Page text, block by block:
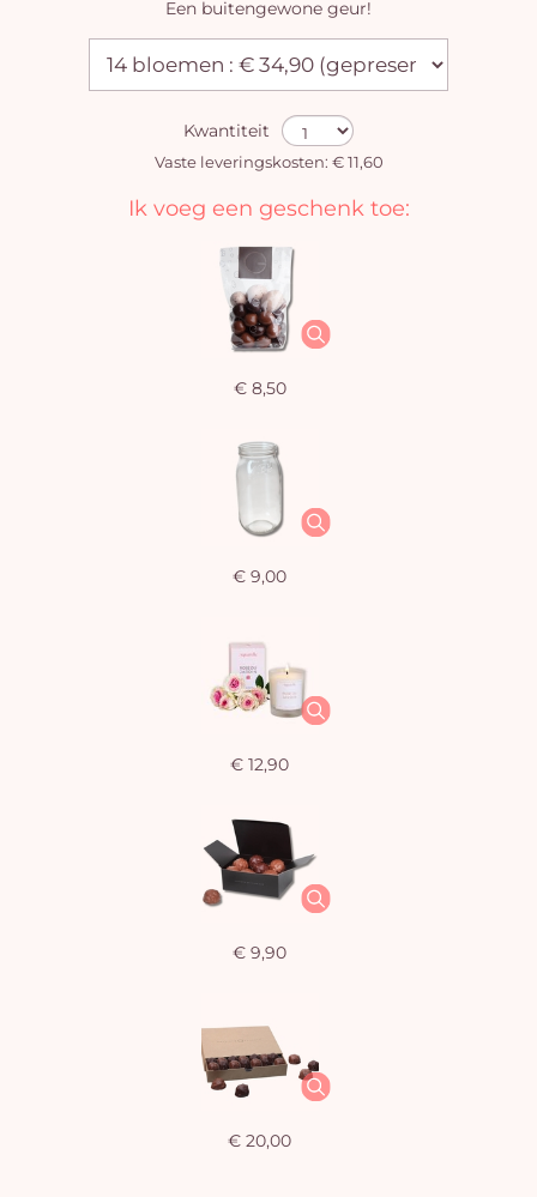
Een buitengewone geur!
Kwantiteit
Vaste leveringskosten: € 11,60
Ik voeg een geschenk toe:
€ 8,50
€ 9,00
€ 12,90
€ 9,90
€ 20,00